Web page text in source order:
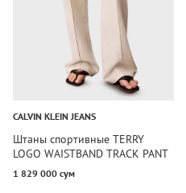
CALVIN KLEIN JEANS
Штаны спортивные TERRY
LOGO WAISTBAND TRACK PANT
1 829 000 сум